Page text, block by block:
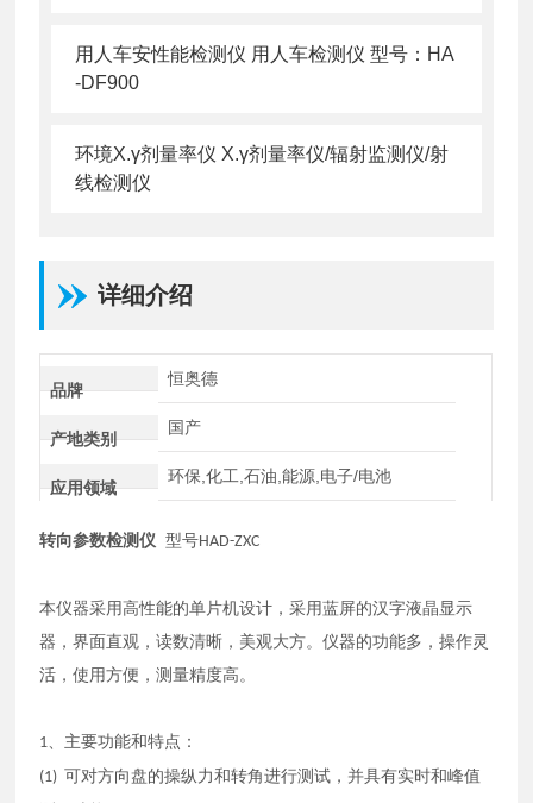
用人车安性能检测仪 用人车检测仪 型号：HA
-DF900
环境X.γ剂量率仪 X.γ剂量率仪/辐射监测仪/射
线检测仪
详细介绍
品牌
恒奥德
产地类别
国产
应用领域
环保,化工,石油,能源,电子/电池
转向参数检测仪 型号HAD-ZXC
本仪器采用高性能的单片机设计，采用蓝屏的汉字液晶显示
器，界面直观，读数清晰，美观大方。仪器的功能多，操作灵
活，使用方便，测量精度高。
1 、主要功能和特点：
(1) 可对方向盘的操纵力和转角进行测试，并具有实时和峰值